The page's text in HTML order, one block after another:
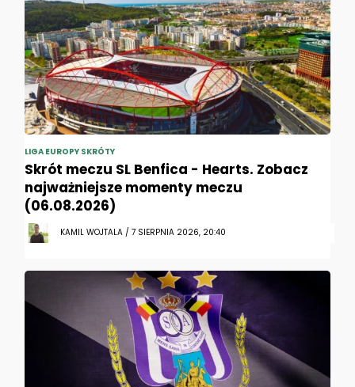
LIGA EUROPY SKRÓTY
Skrót meczu SL Benfica - Hearts. Zobacz
najważniejsze momenty meczu
(06.08.2026)
KAMIL WOJTALA / 7 SIERPNIA 2026, 20:40